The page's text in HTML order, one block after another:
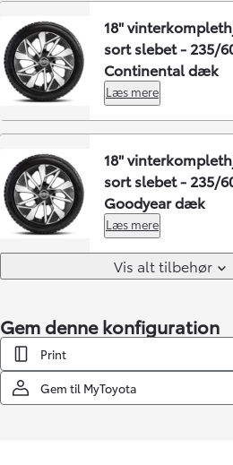
18"
sort slebet - 235/
Continental dæk
Læs mere
18"
sort slebet - 235/
Goodyear dæk
Læs mere
Vis alt tilbehør
Gem denne konfiguration
Print
Gem til MyToyota